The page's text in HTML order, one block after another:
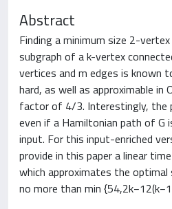
Abstract
Finding a minimum size 2-
subgraph of a k-vertex
vertices and m edges is known
hard, as well as approximable in
factor of 4/3. Interestingly, the
even if a Hamiltonian path of G
input. For this input-enriched
provide in this paper a linear
which approximates the
no more than min